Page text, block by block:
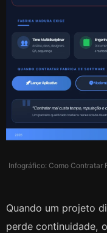
Infográfico: Como Contratar
Quando um projeto
perde continuidade,